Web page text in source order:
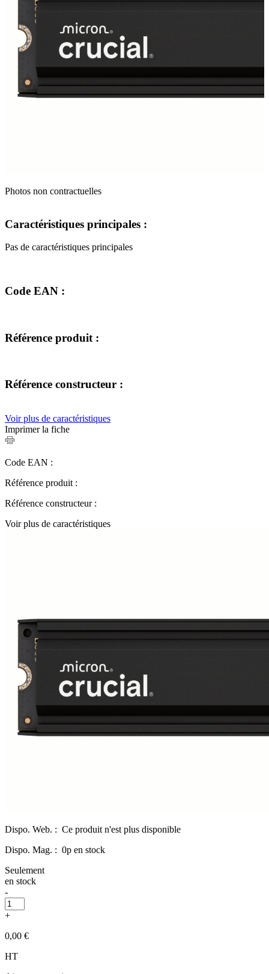
Photos non contractuelles
Caractéristiques principales :
Pas de caractéristiques principales
Code EAN :
Référence produit :
Référence constructeur :
Voir plus de caractéristiques
Imprimer la fiche
Code EAN :
Référence produit :
Référence constructeur :
Voir plus de caractéristiques
Dispo. Web. : Ce produit n'est plus disponible
Dispo. Mag. : 0p en stock
Seulement
en stock
-
+
0,00 €
HT